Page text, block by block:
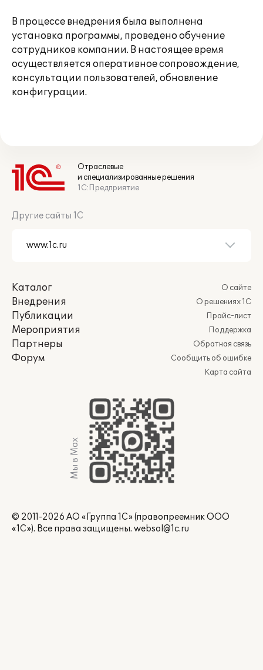
В процессе внедрения была выполнена
установка программы, проведено обучение
сотрудников компании. В настоящее время
осуществляется оперативное сопровождение,
консультации пользователей, обновление
конфигурации.
Отраслевые
и специализированные решения
1С:Предприятие
Другие сайты 1С
Каталог
Внедрения
Публикации
Мероприятия
Партнеры
Форум
О сайте
О решениях 1С
Прайс-лист
Поддержка
Обратная связь
Сообщить об ошибке
Карта сайта
Мы в Max
© 2011-2026 АО «Группа 1С» (правопреемник ООО
«1С»). Все права защищены. websol@1c.ru